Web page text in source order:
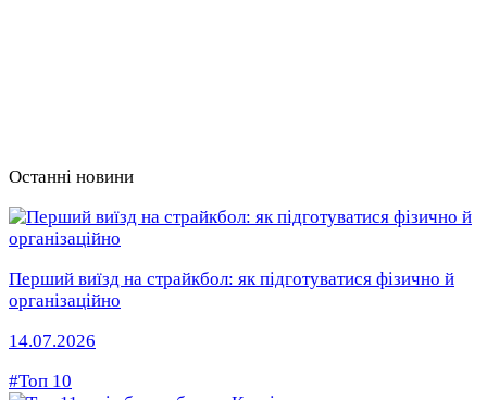
Останні новини
Перший виїзд на страйкбол: як підготуватися фізично й
організаційно
14.07.2026
#Топ 10